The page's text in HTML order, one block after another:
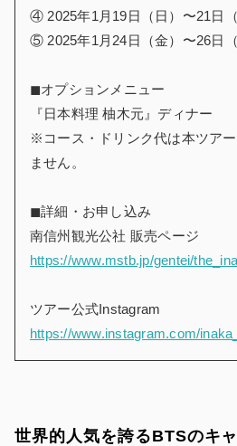
④ 2025年1月19日（日）〜21日（
⑤ 2025年1月24日（金）〜26日（
◼︎オプションメニュー
『日本料理 柚木元』ディナー
※コース・ドリンク代は本ツア
ません。
◼︎詳細・お申し込み
南信州観光公社 販売ページ
https://www.mstb.jp/gentei/
ツアー公式Instagram
https://www.instagram.com/
世界的人気を誇るBTSのキ